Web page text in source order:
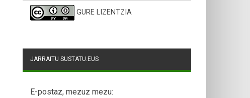
GURE LIZENTZIA
JARRAITU SUSTATU.EUS
E-postaz, mezuz mezu: